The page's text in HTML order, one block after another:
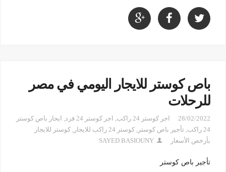
باص كوستر للايجار اليومي في مصر
للرحلات
28/02/2022 اجر كوستر 24 راكب , اجر كوستر 24 فرد , ايجار باص كوستر
24 راكب
, تأجير باص كوستر , كوستر 24 راكب للايجار , كوستر للايجار
بأرخص الأسعار
SAYED BASIOUNY
تأجير باص كوستر